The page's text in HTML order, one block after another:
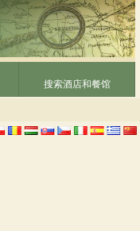
搜索酒店和餐馆